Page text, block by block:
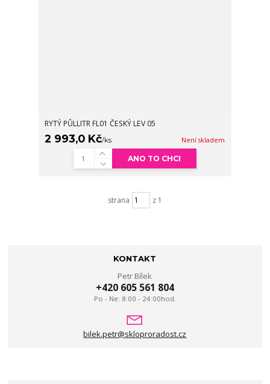
RYTÝ PŮLLITR FL01 ČESKÝ LEV 05
2 993,0 Kč/ks Není skladem
ANO TO CHCI
strana z 1
KONTAKT
Petr Bílek
+420 605 561 804
Po - Ne: 8:00 - 24:00hod.
bilek.petr@skloproradost.cz